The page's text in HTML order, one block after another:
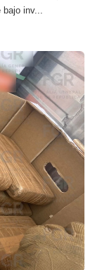
inv...